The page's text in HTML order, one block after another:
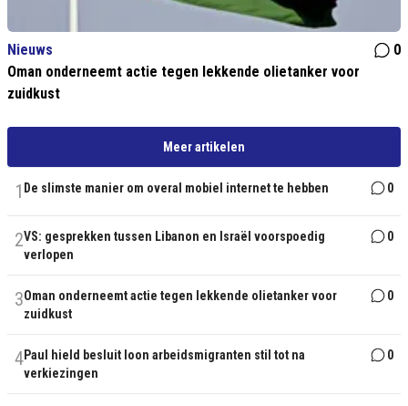
Nieuws
0
Oman onderneemt actie tegen lekkende olietanker voor
zuidkust
Meer artikelen
1 De slimste manier om overal mobiel internet te hebben 0
2VS: gesprekken tussen Libanon en Israël voorspoedig
verlopen
0
3Oman onderneemt actie tegen lekkende olietanker voor
zuidkust
0
4Paul hield besluit loon arbeidsmigranten stil tot na
verkiezingen
0